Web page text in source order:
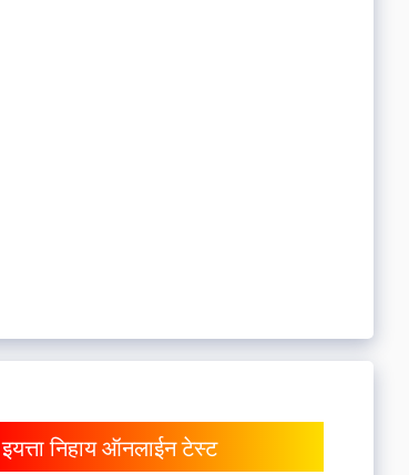
इयत्ता निहाय ऑनलाईन टेस्ट